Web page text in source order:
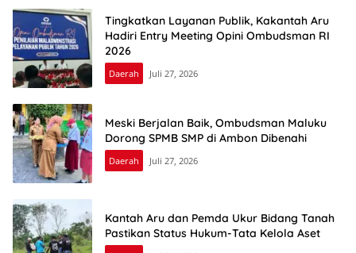
Tingkatkan Layanan Publik, Kakantah Aru
Hadiri Entry Meeting Opini Ombudsman RI
2026
Daerah Juli 27, 2026
Meski Berjalan Baik, Ombudsman Maluku
Dorong SPMB SMP di Ambon Dibenahi
Daerah Juli 27, 2026
Kantah Aru dan Pemda Ukur Bidang Tanah
Pastikan Status Hukum-Tata Kelola Aset